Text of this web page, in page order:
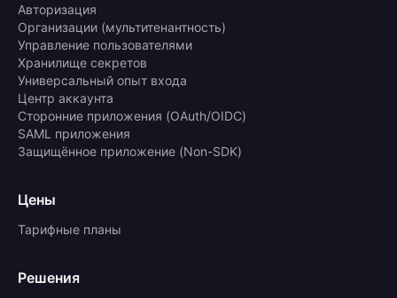
Авторизация
Организации (мультитенантность)
Управление пользователями
Хранилище секретов
Универсальный опыт входа
Центр аккаунта
Сторонние приложения (OAuth/OIDC)
SAML приложения
Защищённое приложение (Non-SDK)
Цены
Тарифные планы
Решения